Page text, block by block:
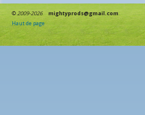
©2009-2026
mightyprods@gmail.com
Haut de page